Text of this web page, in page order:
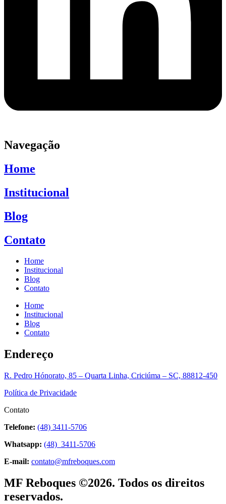
Navegação
Home
Institucional
Blog
Contato
Home
Institucional
Blog
Contato
Home
Institucional
Blog
Contato
Endereço
R. Pedro Hónorato, 85 – Quarta Linha, Criciúma – SC, 88812-450
Política de Privacidade
Contato
Telefone: (48) 3411-5706
Whatsapp: (48) 3411-5706
E-mail: contato@mfreboques.com
MF Reboques ©2026. Todos os direitos
reservados.